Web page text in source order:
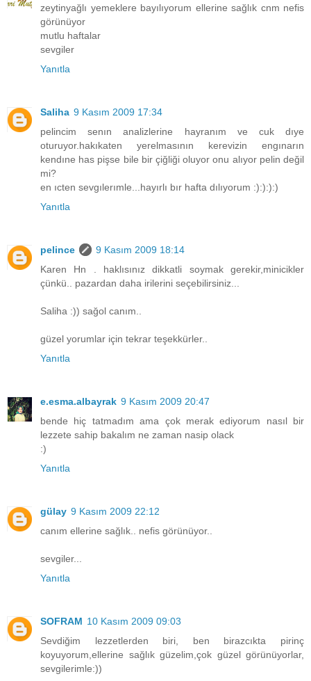
zeytinyağlı yemeklere bayılıyorum ellerine sağlık cnm nefis
görünüyor
mutlu haftalar
sevgiler
Yanıtla
Saliha 9 Kasım 2009 17:34
pelincim senın analizlerine hayranım ve cuk dıye
oturuyor.hakıkaten yerelmasının kerevizin engınarın
kendıne has pişse bile bir çiğliği oluyor onu alıyor pelin değil
mi?
en ıcten sevgılerımle...hayırlı bır hafta dılıyorum :):):):)
Yanıtla
pelince
9 Kasım 2009 18:14
Karen Hn . haklısınız dikkatli soymak gerekir,minicikler
çünkü.. pazardan daha irilerini seçebilirsiniz...
Saliha :)) sağol canım..
güzel yorumlar için tekrar teşekkürler..
Yanıtla
e.esma.albayrak 9 Kasım 2009 20:47
bende hiç tatmadım ama çok merak ediyorum nasıl bir
lezzete sahip bakalım ne zaman nasip olack
:)
Yanıtla
gülay 9 Kasım 2009 22:12
canım ellerine sağlık.. nefis görünüyor..
sevgiler...
Yanıtla
SOFRAM 10 Kasım 2009 09:03
Sevdiğim lezzetlerden biri, ben birazcıkta pirinç
koyuyorum,ellerine sağlık güzelim,çok güzel görünüyorlar,
sevgilerimle:))